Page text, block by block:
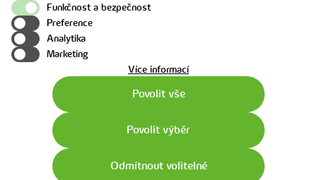
souhlasu. Svoje nastavení můžete kdykoliv změnit v zápatí stránky v
„Nastavení soukromí". Více informací o tom, jak se soubory cookies a
osobními údaji pracujeme, včetně možností uplatnění vašich práv,
naleznete na webové stránce v sekci
Funkčnost a bezpečnost
Preference
Analytika
Marketing
Více informacío
Povolit vše
Povolit výběr
Odmítnout volitelné
Nahoru
Pravidla užití webu
Cookie policy
Online
Video